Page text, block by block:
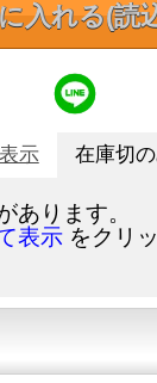
入れる(読
示 在庫切
あります。
表示 をクリ